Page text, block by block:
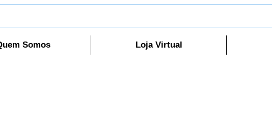
Somos Loja Virtual